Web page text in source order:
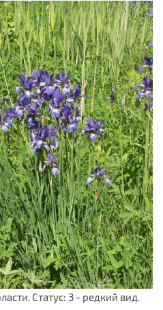
Статус: 3 - редкий вид.